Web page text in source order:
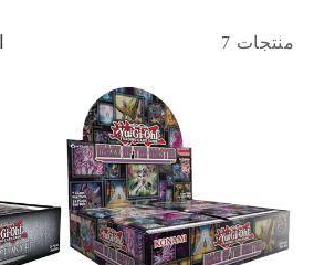
7 منتجات